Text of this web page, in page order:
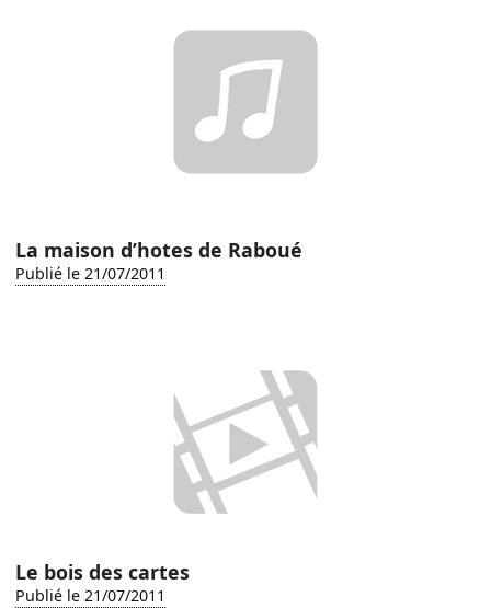
La maison d’hotes de Raboué
Publié le 21/07/2011
Le bois des cartes
Publié le 21/07/2011